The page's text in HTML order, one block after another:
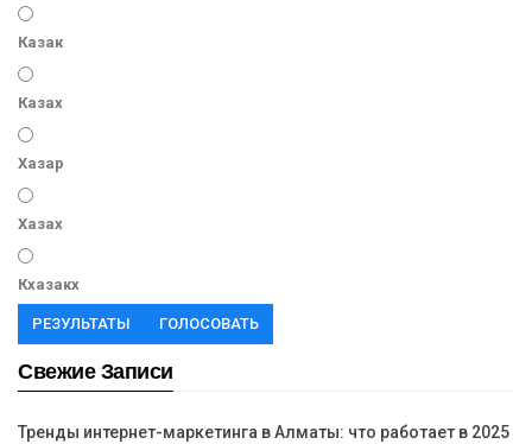
Казак
Казах
Хазар
Хазах
Кхазакх
РЕЗУЛЬТАТЫ ГОЛОСОВАТЬ
Свежие Записи
Тренды интернет-маркетинга в Алматы: что работает в 2025